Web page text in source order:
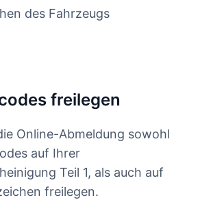
des Fahrzeugs
freilegen
Online-Abmeldung sowohl
auf Ihrer
Teil 1, als auch auf
freilegen.